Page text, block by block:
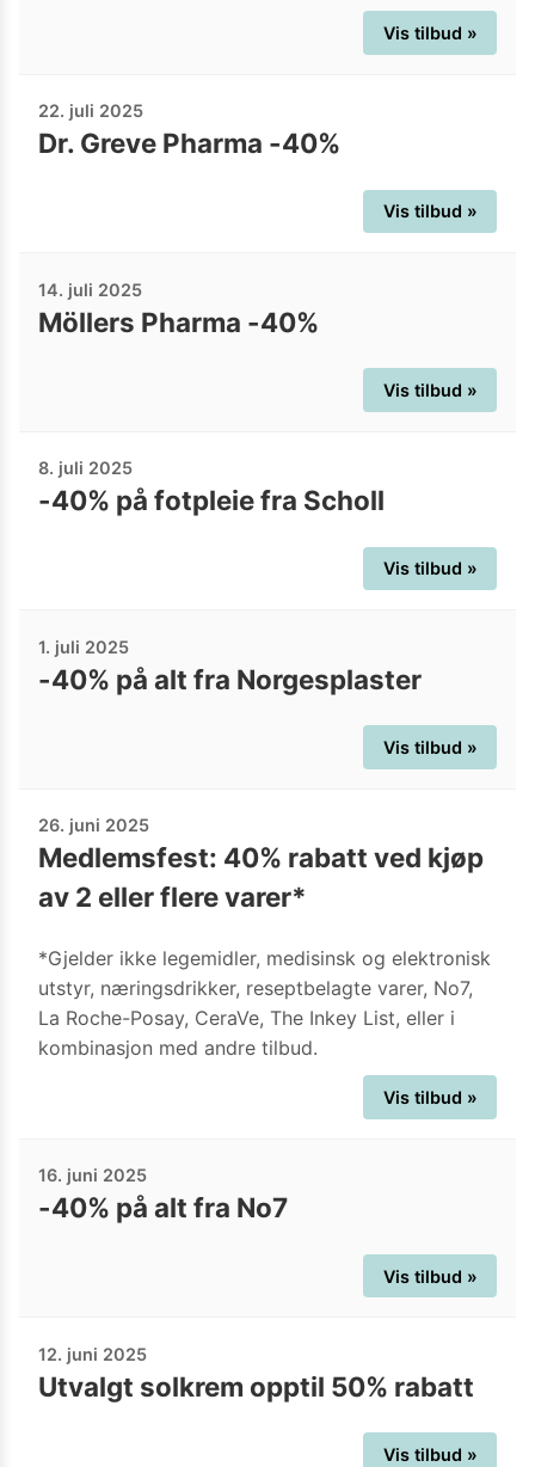
Vis tilbud »
22. juli 2025
Dr. Greve Pharma -40%
Vis tilbud »
14. juli 2025
Möllers Pharma -40%
Vis tilbud »
8. juli 2025
-40% på fotpleie fra Scholl
Vis tilbud »
1. juli 2025
-40% på alt fra Norgesplaster
Vis tilbud »
26. juni 2025
Medlemsfest: 40% rabatt ved kjøp
av 2 eller flere varer*
*Gjelder ikke legemidler, medisinsk og elektronisk
utstyr, næringsdrikker, reseptbelagte varer, No7,
La Roche-Posay, CeraVe, The Inkey List, eller i
kombinasjon med andre tilbud.
Vis tilbud »
16. juni 2025
-40% på alt fra No7
Vis tilbud »
12. juni 2025
Utvalgt solkrem opptil 50% rabatt
Vis tilbud »